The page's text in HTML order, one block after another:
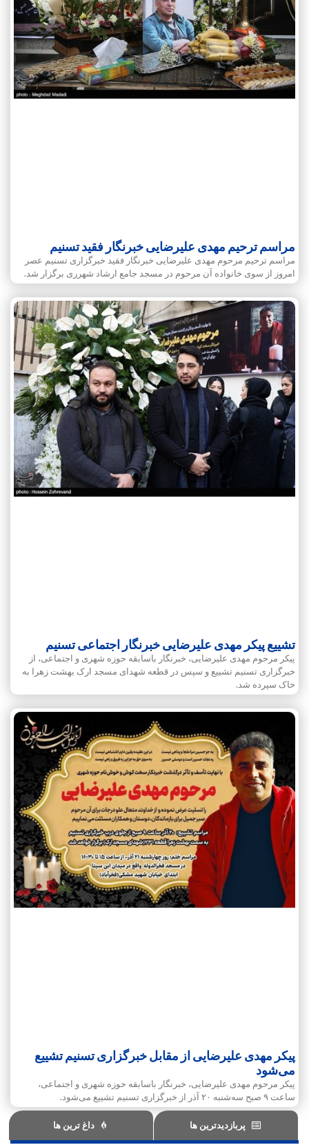
مراسم ترحیم مهدی علیرضایی خبرنگار فقید تسنیم
مراسم ترحیم مرحوم مهدی علیرضایی خبرنگار فقید خبرگزاری تسنیم عصر
امروز از سوی خانواده آن مرحوم در مسجد جامع ارشاد شهرری برگزار شد.
تشییع پیکر مهدی علیرضایی خبرنگار اجتماعی تسنیم
پیکر مرحوم مهدی علیرضایی، خبرنگار باسابقه حوزه شهری و اجتماعی، از
خبرگزاری تسنیم تشییع و سپس در قطعه شهدای مسجد ارک بهشت زهرا به
خاک سپرده شد.
پیکر مهدی علیرضایی از مقابل خبرگزاری تسنیم تشییع
می‌شود
پیکر مرحوم مهدی علیرضایی، خبرنگار باسابقه حوزه شهری و اجتماعی،
ساعت ۹ صبح سه‌شنبه ۲۰ آذر از خبرگزاری تسنیم تشییع می‌شود.
پربازدیدترین ها داغ ترین ها